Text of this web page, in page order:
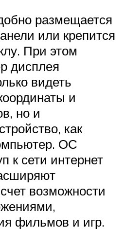
размещается
или крепится
При этом
дисплея
видеть
и
но и
как
ОС
к сети интернет
возможности
фильмов и игр.